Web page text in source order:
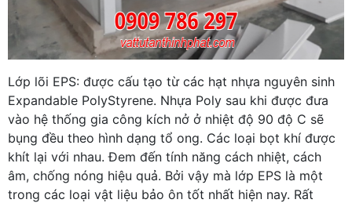
Lớp lõi EPS: được cấu tạo từ các hạt nhựa nguyên sinh
Expandable PolyStyrene. Nhựa Poly sau khi được đưa
vào hệ thống gia công kích nở ở nhiệt độ 90 độ C sẽ
bụng đều theo hình dạng tổ ong. Các loại bọt khí được
khít lại với nhau. Đem đến tính năng cách nhiệt, cách
âm, chống nóng hiệu quả. Bởi vậy mà lớp EPS là một
trong các loại vật liệu bảo ôn tốt nhất hiện nay. Rất